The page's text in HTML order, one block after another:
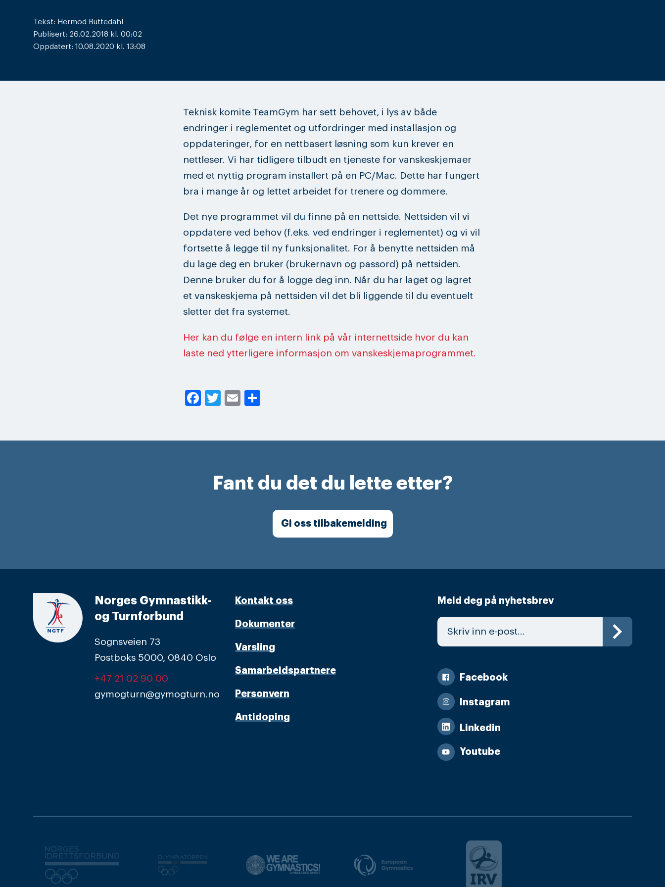
Tekst: Hermod Buttedahl
Publisert: 26.02.2018 kl. 00:02
Oppdatert: 10.08.2020 kl. 13:08
Teknisk komite TeamGym har sett behovet, i lys av både
endringer i reglementet og utfordringer med installasjon og
oppdateringer, for en nettbasert løsning som kun krever en
nettleser. Vi har tidligere tilbudt en tjeneste for vanskeskjemaer
med et nyttig program installert på en PC/Mac. Dette har fungert
bra i mange år og lettet arbeidet for trenere og dommere.
Det nye programmet vil du finne på en nettside. Nettsiden vil vi
oppdatere ved behov (f.eks. ved endringer i reglementet) og vi vil
fortsette å legge til ny funksjonalitet. For å benytte nettsiden må
du lage deg en bruker (brukernavn og passord) på nettsiden.
Denne bruker du for å logge deg inn. Når du har laget og lagret
et vanskeskjema på nettsiden vil det bli liggende til du eventuelt
sletter det fra systemet.
Her kan du følge en intern link på vår internettside hvor du kan
laste ned ytterligere informasjon om vanskeskjemaprogrammet.
Facebook
Twitter
Email
Fant du det du lette etter?
Gi oss tilbakemelding
Norges Gymnastikk-
og Turnforbund
Sognsveien 73
Postboks 5000, 0840 Oslo
+47 21 02 90 00
gymogturn@gymogturn.no
Kontakt oss
Dokumenter
Varsling
Samarbeidspartnere
Personvern
Antidoping
Meld deg på nyhetsbrev
Facebook
Instagram
Linkedin
Youtube